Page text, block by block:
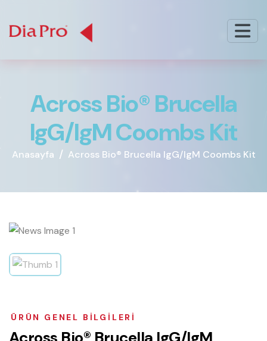
AcrossBio®Brucella
IgG/IgMCoombsKit
Anasayfa Across Bio® Brucella IgG/IgM Coombs Kit
ÜRÜN GENEL BILGILERI